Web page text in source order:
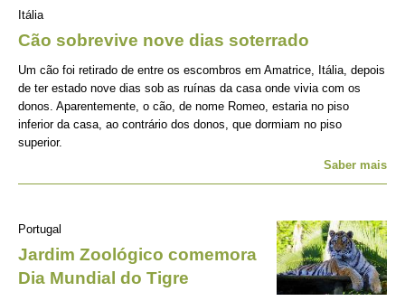
Itália
Cão sobrevive nove dias soterrado
Um cão foi retirado de entre os escombros em Amatrice, Itália, depois
de ter estado nove dias sob as ruínas da casa onde vivia com os
donos. Aparentemente, o cão, de nome Romeo, estaria no piso
inferior da casa, ao contrário dos donos, que dormiam no piso
superior.
Saber mais
Portugal
Jardim Zoológico comemora
Dia Mundial do Tigre